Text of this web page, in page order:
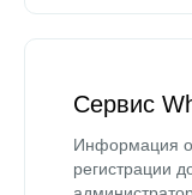
Сервис
Информация о
регистрации